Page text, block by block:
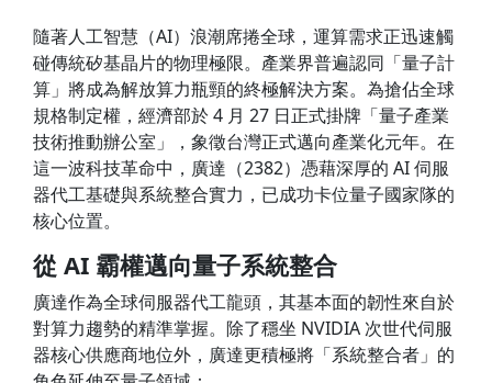
隨著人工智慧（AI）浪潮席捲全球，運算需求正迅速觸
碰傳統矽基晶片的物理極限。產業界普遍認同「量子計
算」將成為解放算力瓶頸的終極解決方案。為搶佔全球
規格制定權，經濟部於 4 月 27 日正式掛牌「量子產業
技術推動辦公室」，象徵台灣正式邁向產業化元年。在
這一波科技革命中，廣達（2382）憑藉深厚的 AI 伺服
器代工基礎與系統整合實力，已成功卡位量子國家隊的
核心位置。
從 AI 霸權邁向量子系統整合
廣達作為全球伺服器代工龍頭，其基本面的韌性來自於
對算力趨勢的精準掌握。除了穩坐 NVIDIA 次世代伺服
器核心供應商地位外，廣達更積極將「系統整合者」的